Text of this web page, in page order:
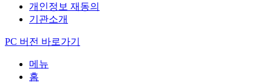
개인정보 재동의
기관소개
PC 버전 바로가기
메뉴
홈